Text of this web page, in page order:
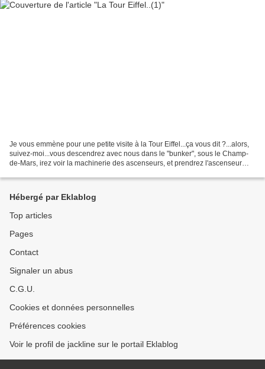
Je vous emmène pour une petite visite à la Tour Eiffel...ça vous dit ?...alors,
suivez-moi...vous descendrez avec nous dans le "bunker", sous le Champ-
de-Mars, irez voir la machinerie des ascenseurs, et prendrez l'ascenseur
Hébergé par Eklablog
Top articles
Pages
Contact
Signaler un abus
C.G.U.
Cookies et données personnelles
Préférences cookies
Voir le profil de jackline sur le portail Eklablog